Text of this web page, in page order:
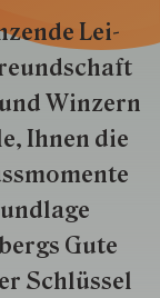
Lei­
Win­zern
Ihnen die
Gute
Schlüs­sel